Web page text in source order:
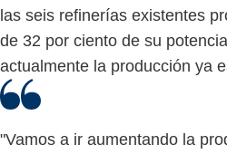
las seis refinerías existentes
de 32 por ciento de su
actualmente la producción ya
"Vamos a ir aumentando la